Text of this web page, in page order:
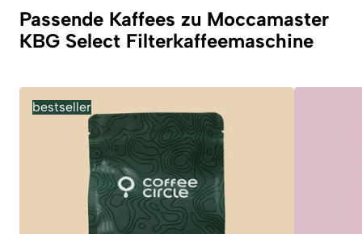
Passende Kaffees zu Moccamaster
KBG Select Filterkaffeemaschine
bestseller